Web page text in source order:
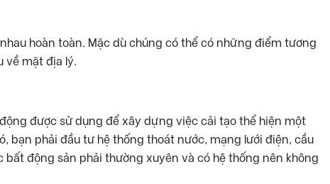
hoàn toàn. Mặc dù chúng có thể có những điểm tương
về mặt địa lý.
được sử dụng để xây dựng việc cải tạo thể hiện một
bạn phải đầu tư hệ thống thoát nước, mạng lưới điện, cầu
động sản phải thường xuyên và có hệ thống nên không